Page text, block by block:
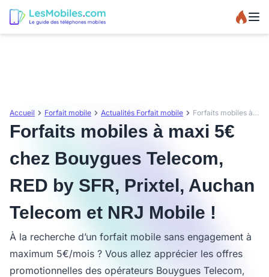
Accueil Forfait mobile Actualités Forfait mobile Forfaits mobiles à maxi 5€ chez Bouygues Telecom, RED by SFR, Prixtel, Auchan Telecom et NRJ Mobile !
Forfaits mobiles à maxi 5€
chez Bouygues Telecom,
RED by SFR, Prixtel, Auchan
Telecom et NRJ Mobile !
À la recherche d’un forfait mobile sans engagement à
maximum 5€/mois ? Vous allez apprécier les offres
promotionnelles des opérateurs Bouygues Telecom,